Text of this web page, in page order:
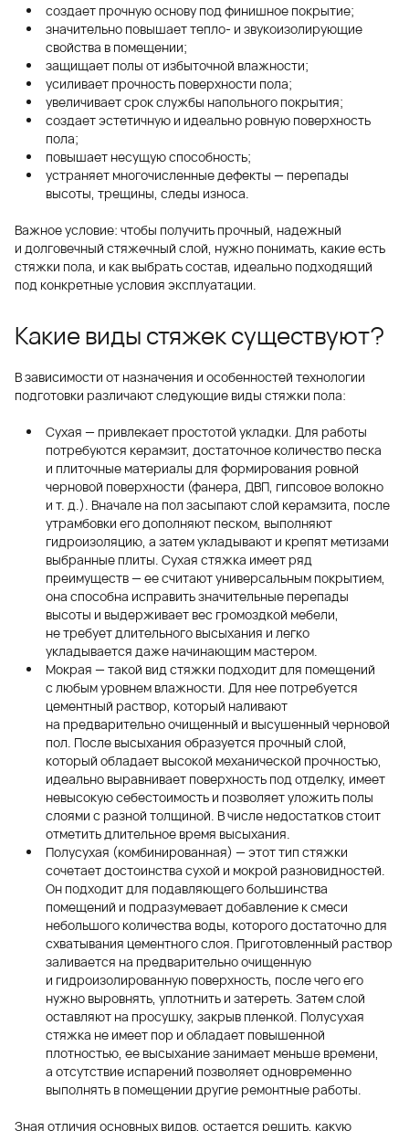
создает прочную основу под финишное покрытие;
значительно повышает тепло- и звукоизолирующие
свойства в помещении;
защищает полы от избыточной влажности;
усиливает прочность поверхности пола;
увеличивает срок службы напольного покрытия;
создает эстетичную и идеально ровную поверхность
пола;
повышает несущую способность;
устраняет многочисленные дефекты — перепады
высоты, трещины, следы износа.
Важное условие: чтобы получить прочный, надежный
и долговечный стяжечный слой, нужно понимать, какие есть
стяжки пола, и как выбрать состав, идеально подходящий
под конкретные условия эксплуатации.
Какие виды стяжек существуют?
В зависимости от назначения и особенностей технологии
подготовки различают следующие виды стяжки пола:
Сухая — привлекает простотой укладки. Для работы
потребуются керамзит, достаточное количество песка
и плиточные материалы для формирования ровной
черновой поверхности (фанера, ДВП, гипсовое волокно
и т. д.). Вначале на пол засыпают слой керамзита, после
утрамбовки его дополняют песком, выполняют
гидроизоляцию, а затем укладывают и крепят метизами
выбранные плиты. Сухая стяжка имеет ряд
преимуществ — ее считают универсальным покрытием,
она способна исправить значительные перепады
высоты и выдерживает вес громоздкой мебели,
не требует длительного высыхания и легко
укладывается даже начинающим мастером.
Мокрая — такой вид стяжки подходит для помещений
с любым уровнем влажности. Для нее потребуется
цементный раствор, который наливают
на предварительно очищенный и высушенный черновой
пол. После высыхания образуется прочный слой,
который обладает высокой механической прочностью,
идеально выравнивает поверхность под отделку, имеет
невысокую себестоимость и позволяет уложить полы
слоями с разной толщиной. В числе недостатков стоит
отметить длительное время высыхания.
Полусухая (комбинированная) — этот тип стяжки
сочетает достоинства сухой и мокрой разновидностей.
Он подходит для подавляющего большинства
помещений и подразумевает добавление к смеси
небольшого количества воды, которого достаточно для
схватывания цементного слоя. Приготовленный раствор
заливается на предварительно очищенную
и гидроизолированную поверхность, после чего его
нужно выровнять, уплотнить и затереть. Затем слой
оставляют на просушку, закрыв пленкой. Полусухая
стяжка не имеет пор и обладает повышенной
плотностью, ее высыхание занимает меньше времени,
а отсутствие испарений позволяет одновременно
выполнять в помещении другие ремонтные работы.
Зная отличия основных видов, остается решить, какую